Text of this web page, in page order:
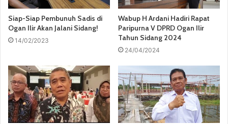
Siap-Siap Pembunuh Sadis di
Ogan Ilir Akan Jalani Sidang!
14/02/2023
Wabup H Ardani Hadiri Rapat
Paripurna V DPRD Ogan Ilir
Tahun Sidang 2024
24/04/2024